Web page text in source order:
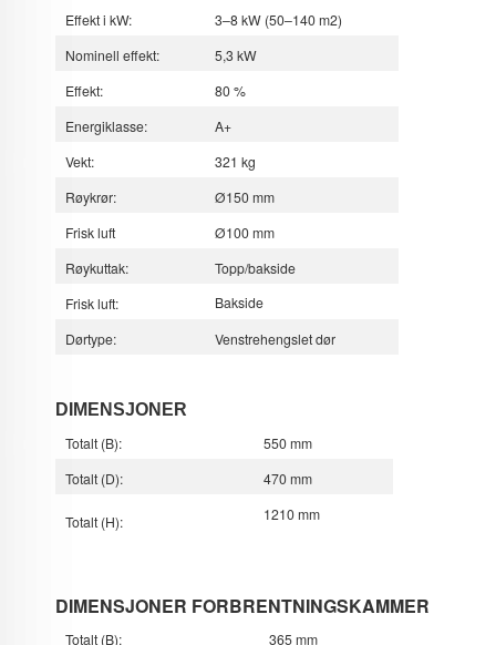
Effekt i kW:
3–8 kW (50–140 m2)
Nominell effekt:
5,3 kW
Effekt:
80 %
Energiklasse:
A+
Vekt:
321 kg
Røykrør:
Ø150 mm
Frisk luft
Ø100 mm
Røykuttak:
Topp/bakside
Frisk luft:
Bakside
Dørtype:
Venstrehengslet dør
DIMENSJONER
Totalt (B):
550 mm
Totalt (D):
470 mm
Totalt (H): 1210 mm
DIMENSJONER FORBRENTNINGSKAMMER
Totalt (B):
365 mm